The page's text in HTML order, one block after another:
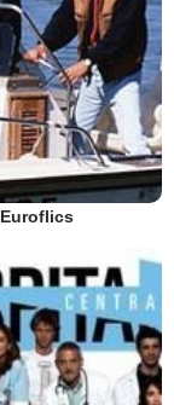
Euroflics